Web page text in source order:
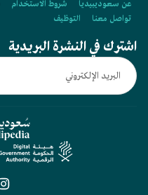
عن سعوديبيديا شروط الاستخدام
تواصل معنا
التوظيف
اشترك في النشرة البريدية